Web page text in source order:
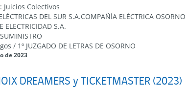
Juicios Colectivos
DEL SUR S.A.COMPAÑÍA ELÉCTRICA OSORNO
ELECTRICIDAD S.A.
/ 1º JUZGADO DE LETRAS DE OSORNO
de 2023
DREAMERS y TICKETMASTER (2023)